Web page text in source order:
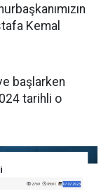
Kemal
başlarken
tarihli o